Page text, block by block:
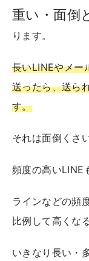
重い・面倒
ります。
長いLINEやメー
送ったら、送ら
す。
それは面倒くさ
頻度の高いLINE
ラインなどの頻
比例して高くな
いきなり長い・